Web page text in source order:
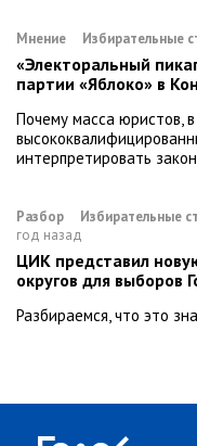
Мнение Избирательные
«Электоральный
партии «Яблоко» в
Почему масса юристов,
интерпретировать
Разбор
Избирательные
год назад
ЦИК представил
округов для выборов
Разбираемся, что это